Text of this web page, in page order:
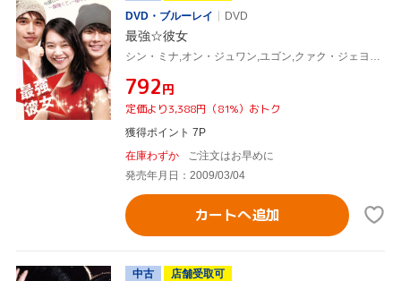
DVD・ブルーレイ
DVD
最強☆彼女
¥792円
定価より3,388円（81%）おトク
獲得ポイント 7P
在庫わずか
ご注文はお早めに
発売年月日：2009/03/04
カートへ追加
中古
店舗受取可